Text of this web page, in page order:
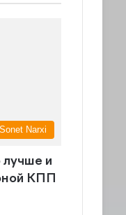
Narxi
лучше и
КПП